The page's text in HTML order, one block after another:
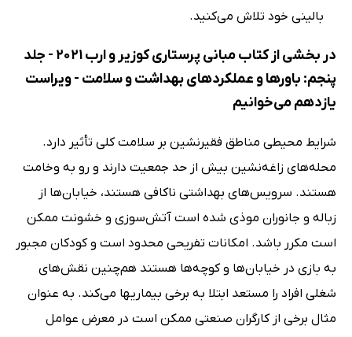
بالینی خود تلاش می‌کنید.
در بخشی از کتاب مبانی پرستاری کوزیر و ارب 2021 - جلد
پنجم: باورها و عملکردهای بهداشت و سلامت - ویراست
یازدهم می‌خوانیم
شرایط محیطی مناطق فقیرنشین بر سلامت کلی تأثیر دارد.
محله‌های زاغه‌نشین بیش از حد جمعیت دارند و رو به وخامت
هستند. سرویس‌های بهداشتی ناکافی هستند، خیابان‌ها از
زباله و جانوران موذی شده است آتش‌سوزی و خشونت ممکن
است مکرر باشد. امکانات تفریحی محدود است و کودکان مجبور
به بازی در خیابان‌ها و کوچه‌ها هستند هم‌چنین نقش‌های
شغلی افراد را مستعد ابتلا به برخی بیماریها می‌کند. به عنوان
مثال برخی از کارگران صنعتی ممکن است در معرض عوامل